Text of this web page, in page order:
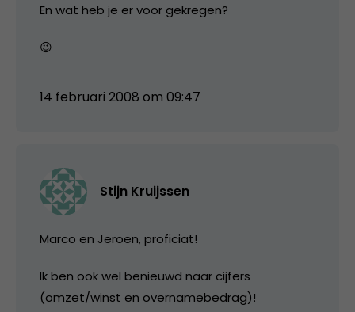
En wat heb je er voor gekregen?
😉
14 februari 2008 om 09:47
Stijn Kruijssen
Marco en Jeroen, proficiat!
Ik ben ook wel benieuwd naar cijfers
(omzet/winst en overnamebedrag)!